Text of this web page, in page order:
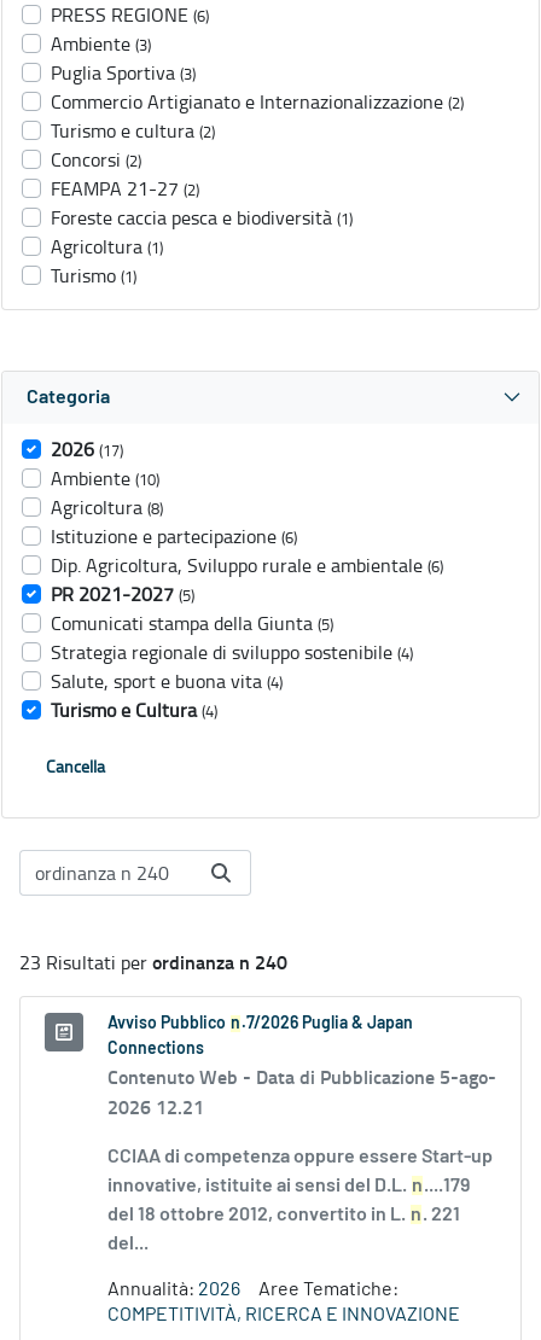
PRESS REGIONE (6)
Ambiente (3)
Puglia Sportiva (3)
Commercio Artigianato e Internazionalizzazione (2)
Turismo e cultura (2)
Concorsi (2)
FEAMPA 21-27 (2)
Foreste caccia pesca e biodiversità (1)
Agricoltura (1)
Turismo (1)
Categoria
2026 (17)
Ambiente (10)
Agricoltura (8)
Istituzione e partecipazione (6)
Dip. Agricoltura, Sviluppo rurale e ambientale (6)
PR 2021-2027 (5)
Comunicati stampa della Giunta (5)
Strategia regionale di sviluppo sostenibile (4)
Salute, sport e buona vita (4)
Turismo e Cultura (4)
Cancella
23 Risultati perordinanza n 240
Avviso Pubblico n .7/2026 Puglia & Japan
Connections
Contenuto Web - Data di Pubblicazione 5-ago-
2026 12.21
CCIAA di competenza oppure essere Start-up
innovative, istituite ai sensi del D.L. n....179
del 18 ottobre 2012, convertito in L. n. 221
del...
Annualità: 2026
Aree Tematiche:
COMPETITIVITÀ, RICERCA E INNOVAZIONE